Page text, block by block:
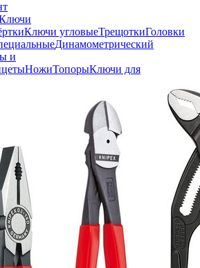
Ключи угловыеТрещоткиГоловки
Динамометрический
и
НожиТопорыКлючи для